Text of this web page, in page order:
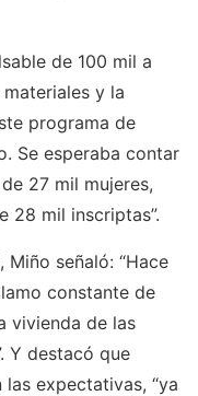
de 100 mil a
y la
programa de
Se esperaba contar
27 mil mujeres,
28 mil inscriptas”.
Miño señaló: “Hace
constante de
vivienda de las
Y destacó que
expectativas, “ya